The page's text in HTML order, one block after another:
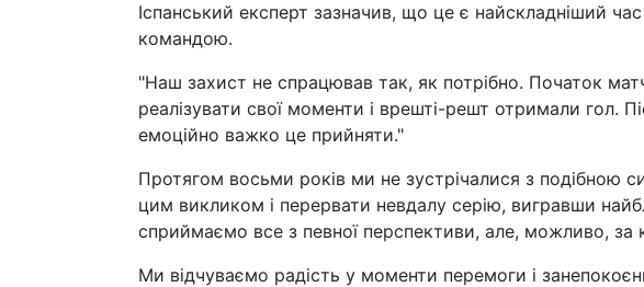
Іспанський експерт зазначив, що це є найскладніший час
командою.
"Наш захист не спрацював так, як потрібно. Початок
реалізувати свої моменти і врешті-решт отримали гол.
емоційно важко це прийняти."
Протягом восьми років ми не зустрічалися з подібною
цим викликом і перервати невдалу серію, вигравши
сприймаємо все з певної перспективи, але, можливо, за
Ми відчуваємо радість у моменти перемоги і